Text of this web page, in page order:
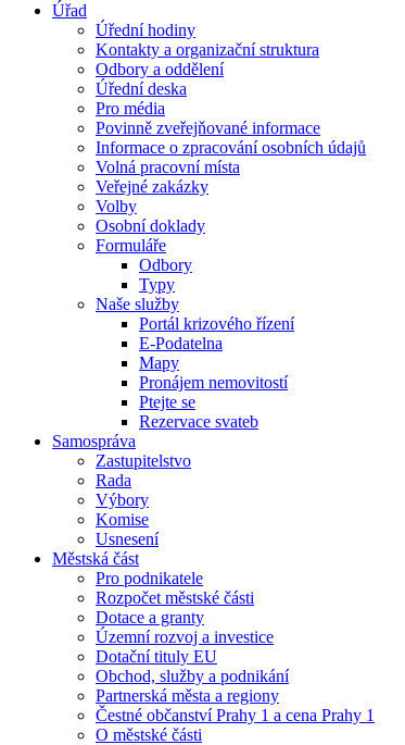
Úřad
Úřední hodiny
Kontakty a organizační struktura
Odbory a oddělení
Úřední deska
Pro média
Povinně zveřejňované informace
Informace o zpracování osobních údajů
Volná pracovní místa
Veřejné zakázky
Volby
Osobní doklady
Formuláře
Odbory
Typy
Naše služby
Portál krizového řízení
E-Podatelna
Mapy
Pronájem nemovitostí
Ptejte se
Rezervace svateb
Samospráva
Zastupitelstvo
Rada
Výbory
Komise
Usnesení
Městská část
Pro podnikatele
Rozpočet městské části
Dotace a granty
Územní rozvoj a investice
Dotační tituly EU
Obchod, služby a podnikání
Partnerská města a regiony
Čestné občanství Prahy 1 a cena Prahy 1
O městské části